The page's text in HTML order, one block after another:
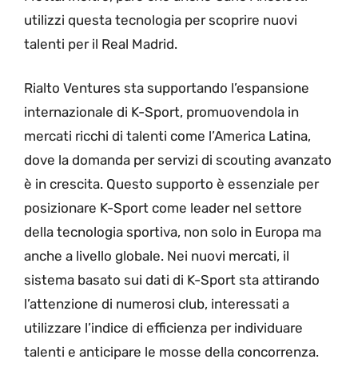
utilizzi questa tecnologia per scoprire nuovi
talenti per il Real Madrid.
Rialto Ventures sta supportando l’espansione
internazionale di K-Sport, promuovendola in
mercati ricchi di talenti come l’America Latina,
dove la domanda per servizi di scouting avanzato
è in crescita. Questo supporto è essenziale per
posizionare K-Sport come leader nel settore
della tecnologia sportiva, non solo in Europa ma
anche a livello globale. Nei nuovi mercati, il
sistema basato sui dati di K-Sport sta attirando
l’attenzione di numerosi club, interessati a
utilizzare l’indice di efficienza per individuare
talenti e anticipare le mosse della concorrenza.